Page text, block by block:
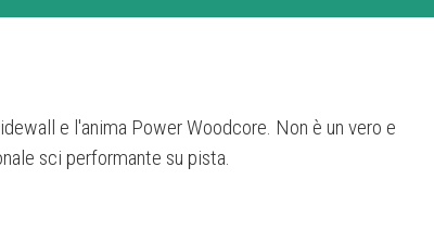
e l'anima Power Woodcore. Non è un vero e
sci performante su pista.